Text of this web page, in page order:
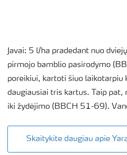
Javai: 5 l/ha pradedant nuo
pirmojo bamblio pasirodymo
poreikiui, kartoti šiuo laikotarpiu
daugiausiai tris kartus. Taip pat,
iki žydėjimo (BBCH 51-69).
Skaitykite daugiau apie